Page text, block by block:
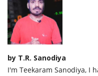
by T.R. Sanodiya
I'm Teekaram Sanodiya, I